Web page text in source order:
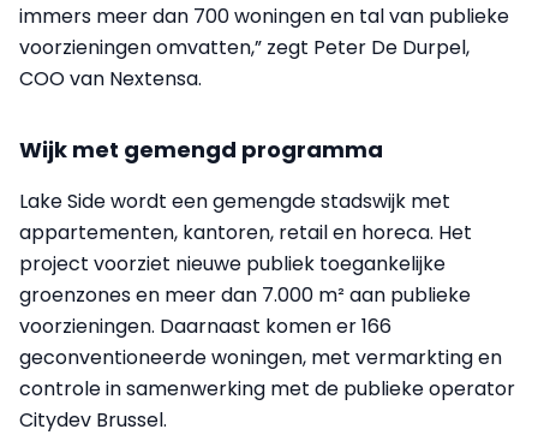
immers meer dan 700 woningen en tal van publieke
voorzieningen omvatten,” zegt Peter De Durpel,
COO van Nextensa.
Wijk met gemengd programma
Lake Side wordt een gemengde stadswijk met
appartementen, kantoren, retail en horeca. Het
project voorziet nieuwe publiek toegankelijke
groenzones en meer dan 7.000 m² aan publieke
voorzieningen. Daarnaast komen er 166
geconventioneerde woningen, met vermarkting en
controle in samenwerking met de publieke operator
Citydev Brussel.